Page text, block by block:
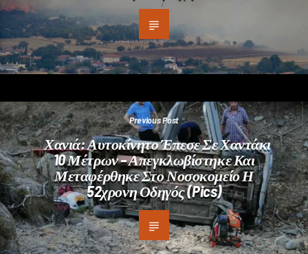
Previous Post
Χανιά: Αυτοκίνητο Έπεσε Σε Χαντάκι
10 Μέτρων – Απεγκλωβίστηκε Και
Μεταφέρθηκε Στο Νοσοκομείο Η
52χρονη Οδηγός (pics)